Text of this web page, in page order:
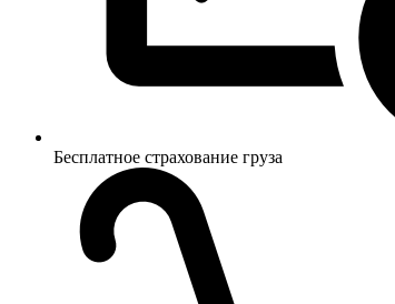
Бесплатное страхование груза